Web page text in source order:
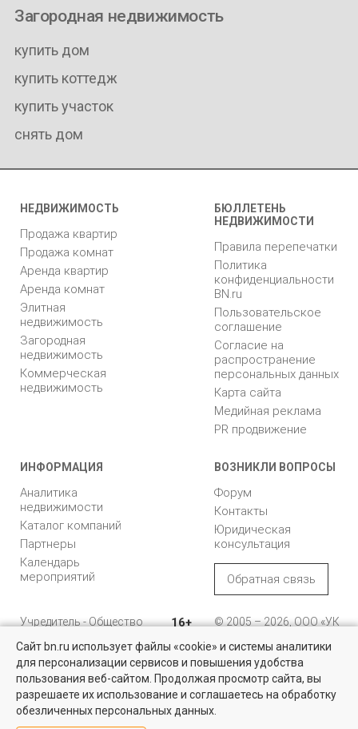
Загородная недвижимость
купить дом
купить коттедж
купить участок
снять дом
НЕДВИЖИМОСТЬ
Продажа квартир
Продажа комнат
Аренда квартир
Аренда комнат
Элитная
недвижимость
Загородная
недвижимость
Коммерческая
недвижимость
БЮЛЛЕТЕНЬ
НЕДВИЖИМОСТИ
Правила перепечатки
Политика
конфиденциальности
BN.ru
Пользовательское
соглашение
Согласие на
распространение
персональных данных
Карта сайта
Медийная реклама
PR продвижение
ИНФОРМАЦИЯ
Аналитика
недвижимости
Каталог компаний
Партнеры
Календарь
мероприятий
ВОЗНИКЛИ ВОПРОСЫ
Форум
Контакты
Юридическая
консультация
Обратная связь
Учредитель - Общество
ответственностью
"Управляющая
компания "Бюллетень
недвижимости"
16+
© 2005 – 2026, ООО «УК
196105, Санкт-
Петербург, пр. Юрия
Гагарина, 1
8 (812) 331-93-56
Сайт bn.ru использует файлы «cookie» и системы аналитики
для персонализации сервисов и повышения удобства
пользования веб-сайтом. Продолжая просмотр сайта, вы
разрешаете их использование и соглашаетесь на обработку
обезличенных персональных данных.